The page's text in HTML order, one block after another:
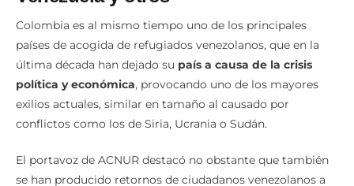
Venezuela y otros
Colombia es al mismo tiempo uno de los principales
países de acogida de refugiados venezolanos, que en la
última década han dejado supaís a causa de la crisis
política y económica, provocando uno de los mayores
exilios actuales, similar en tamaño al causado por
El portavoz de ACNUR destacó no obstante que también